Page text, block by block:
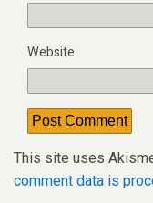
Website
This site uses
comment data is